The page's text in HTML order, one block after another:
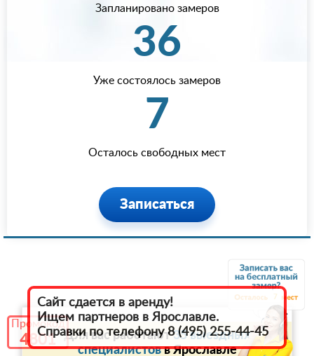
7
Промокод
4801
Запланировано замеров
36
Уже состоялось замеров
7
Осталось свободных мест
Записаться
Для вас работают35 выездных
специалистовв Ярославле
Сайт сдается в аренду!
Ищем партнеров в Ярославле.
Справки по телефону 8 (495) 255-44-45